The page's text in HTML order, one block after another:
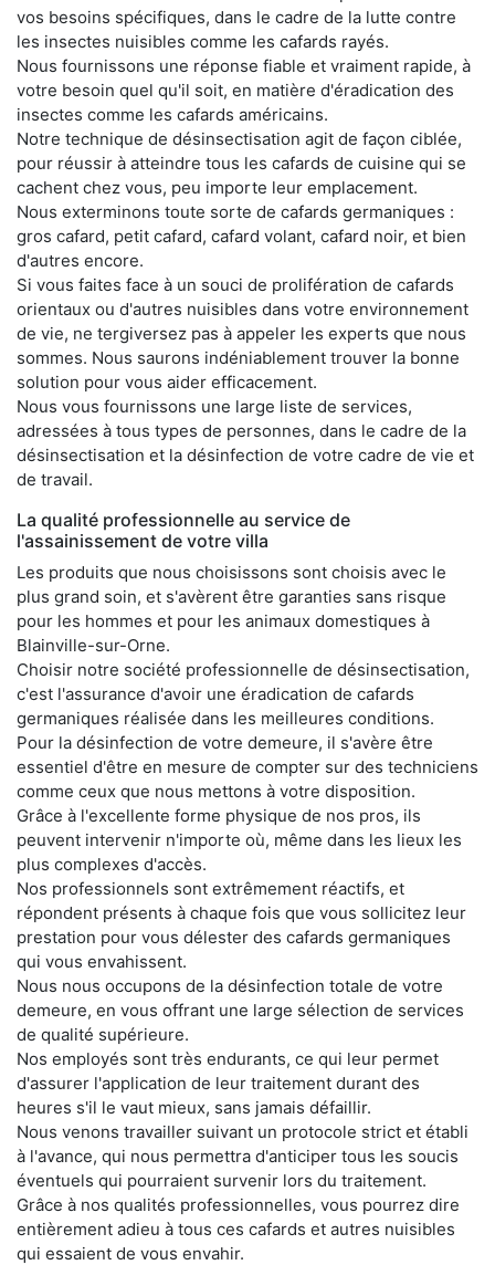
vos besoins spécifiques, dans le cadre de la lutte contre
les insectes nuisibles comme les cafards rayés.
Nous fournissons une réponse fiable et vraiment rapide, à
votre besoin quel qu'il soit, en matière d'éradication des
insectes comme les cafards américains.
Notre technique de désinsectisation agit de façon ciblée,
pour réussir à atteindre tous les cafards de cuisine qui se
cachent chez vous, peu importe leur emplacement.
Nous exterminons toute sorte de cafards germaniques :
gros cafard, petit cafard, cafard volant, cafard noir, et bien
d'autres encore.
Si vous faites face à un souci de prolifération de cafards
orientaux ou d'autres nuisibles dans votre environnement
de vie, ne tergiversez pas à appeler les experts que nous
sommes. Nous saurons indéniablement trouver la bonne
solution pour vous aider efficacement.
Nous vous fournissons une large liste de services,
adressées à tous types de personnes, dans le cadre de la
désinsectisation et la désinfection de votre cadre de vie et
de travail.
La qualité professionnelle au service de
l'assainissement de votre villa
Les produits que nous choisissons sont choisis avec le
plus grand soin, et s'avèrent être garanties sans risque
pour les hommes et pour les animaux domestiques à
Blainville-sur-Orne.
Choisir notre société professionnelle de désinsectisation,
c'est l'assurance d'avoir une éradication de cafards
germaniques réalisée dans les meilleures conditions.
Pour la désinfection de votre demeure, il s'avère être
essentiel d'être en mesure de compter sur des techniciens
comme ceux que nous mettons à votre disposition.
Grâce à l'excellente forme physique de nos pros, ils
peuvent intervenir n'importe où, même dans les lieux les
plus complexes d'accès.
Nos professionnels sont extrêmement réactifs, et
répondent présents à chaque fois que vous sollicitez leur
prestation pour vous délester des cafards germaniques
qui vous envahissent.
Nous nous occupons de la désinfection totale de votre
demeure, en vous offrant une large sélection de services
de qualité supérieure.
Nos employés sont très endurants, ce qui leur permet
d'assurer l'application de leur traitement durant des
heures s'il le vaut mieux, sans jamais défaillir.
Nous venons travailler suivant un protocole strict et établi
à l'avance, qui nous permettra d'anticiper tous les soucis
éventuels qui pourraient survenir lors du traitement.
Grâce à nos qualités professionnelles, vous pourrez dire
entièrement adieu à tous ces cafards et autres nuisibles
qui essaient de vous envahir.